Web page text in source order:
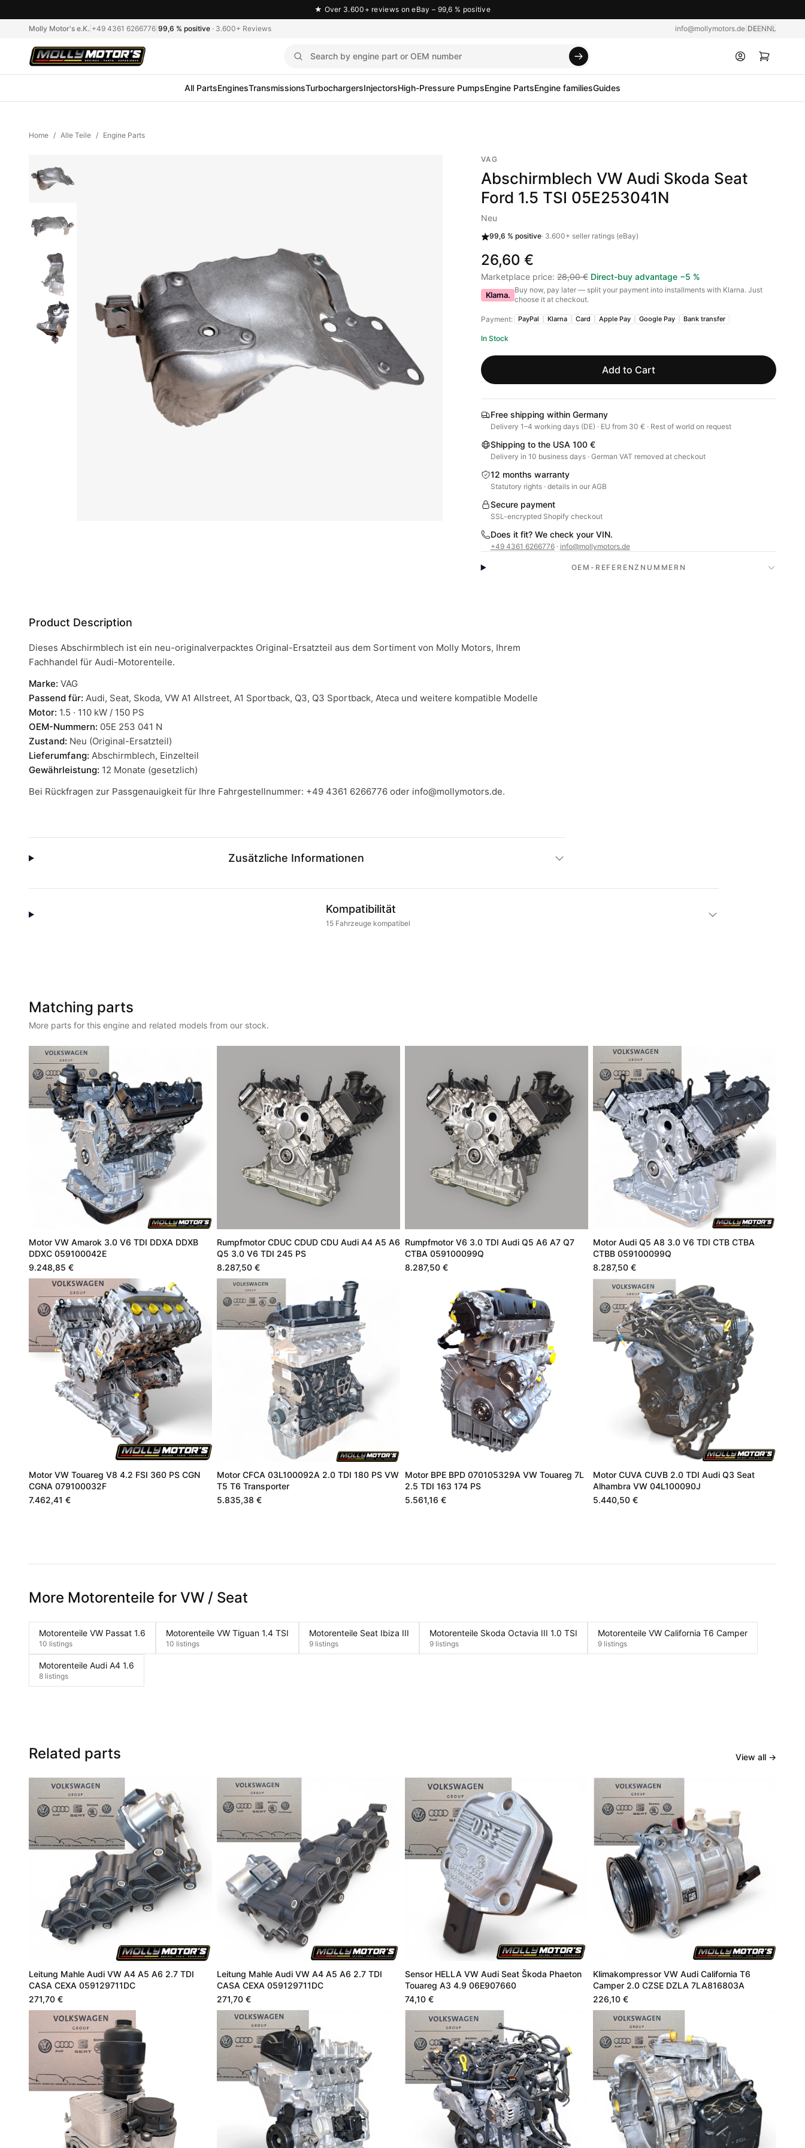
★ Over 3.600+ reviews on eBay – 99,6 % positive
Molly Motor's e.K. +49 4361 6266776 99,6 % positive · 3.600+ Reviews info@mollymotors.de DEENNL
All PartsEnginesTransmissionsTurbochargersInjectorsHigh-Pressure PumpsEngine PartsEngine familiesGuides
Home / Alle Teile / Engine Parts
VAG
Abschirmblech VW Audi Skoda Seat
Ford 1.5 TSI 05E253041N
Neu
99,6 % positive· 3.600+ seller ratings (eBay)
26,60 €
Marketplace price: 28,00 € Direct-buy advantage−5 %
Klarna. Buy now, pay later — split your payment into installments with Klarna. Just
choose it at checkout.
Payment: PayPal Klarna Card Apple Pay Google Pay Bank transfer
In Stock
Add to Cart
Free shipping within Germany
Delivery 1–4 working days (DE) · EU from 30 € · Rest of world on request
Shipping to the USA 100 €
Delivery in 10 business days · German VAT removed at checkout
12 months warranty
Statutory rights · details in our AGB
Secure payment
SSL-encrypted Shopify checkout
Does it fit? We check your VIN.
+49 4361 6266776· info@mollymotors.de
OEM-REFERENZNUMMERN
Product Description
Dieses Abschirmblech ist ein neu-originalverpacktes Original-Ersatzteil aus dem Sortiment von Molly Motors, Ihrem
Fachhandel für Audi-Motorenteile.
Marke: VAG
Passend für: Audi, Seat, Skoda, VW A1 Allstreet, A1 Sportback, Q3, Q3 Sportback, Ateca und weitere kompatible Modelle
Motor: 1.5 · 110 kW / 150 PS
OEM-Nummern: 05E 253 041 N
Zustand: Neu (Original-Ersatzteil)
Lieferumfang: Abschirmblech, Einzelteil
Gewährleistung: 12 Monate (gesetzlich)
Bei Rückfragen zur Passgenauigkeit für Ihre Fahrgestellnummer: +49 4361 6266776 oder info@mollymotors.de.
Zusätzliche Informationen
Kompatibilität
15 Fahrzeugekompatibel
Matching parts
More parts for this engine and related models from our stock.
Motor VW Amarok 3.0 V6 TDI DDXA DDXB
DDXC 059100042E
9.248,85 €
Rumpfmotor CDUC CDUD CDU Audi A4 A5 A6
Q5 3.0 V6 TDI 245 PS
8.287,50 €
Rumpfmotor V6 3.0 TDI Audi Q5 A6 A7 Q7
CTBA 059100099Q
8.287,50 €
Motor Audi Q5 A8 3.0 V6 TDI CTB CTBA
CTBB 059100099Q
8.287,50 €
Motor VW Touareg V8 4.2 FSI 360 PS CGN
CGNA 079100032F
7.462,41 €
Motor CFCA 03L100092A 2.0 TDI 180 PS VW
T5 T6 Transporter
5.835,38 €
Motor BPE BPD 070105329A VW Touareg 7L
2.5 TDI 163 174 PS
5.561,16 €
Motor CUVA CUVB 2.0 TDI Audi Q3 Seat
Alhambra VW 04L100090J
5.440,50 €
More Motorenteile for VW / Seat
Motorenteile VW Passat 1.6
10 listings
Motorenteile VW Tiguan 1.4 TSI
10 listings
Motorenteile Seat Ibiza III
9 listings
Motorenteile Skoda Octavia III 1.0 TSI
9 listings
Motorenteile VW California T6 Camper
9 listings
Motorenteile Audi A4 1.6
8 listings
Related parts View all →
Leitung Mahle Audi VW A4 A5 A6 2.7 TDI
CASA CEXA 059129711DC
271,70 €
Leitung Mahle Audi VW A4 A5 A6 2.7 TDI
CASA CEXA 059129711DC
271,70 €
Sensor HELLA VW Audi Seat Škoda Phaeton
Touareg A3 4.9 06E907660
74,10 €
Klimakompressor VW Audi California T6
Camper 2.0 CZSE DZLA 7LA816803A
226,10 €